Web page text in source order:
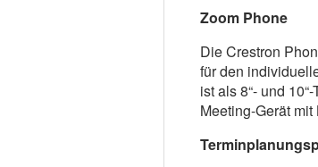
Zoom Phone
Die Crestron
für den
ist als 8“- und
Meeting-Gerät